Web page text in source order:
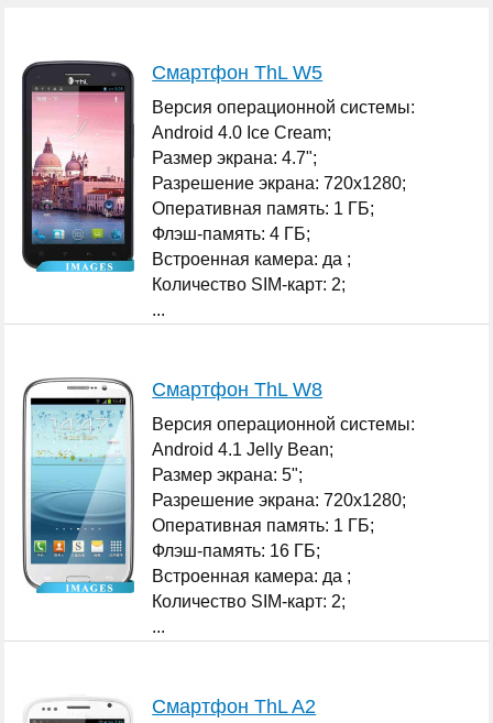
Смартфон ThL W5
Версия операционной системы:
Android 4.0 Ice Cream;
Размер экрана: 4.7";
Разрешение экрана: 720x1280;
Оперативная память: 1 ГБ;
Флэш-память: 4 ГБ;
Встроенная камера: да ;
Количество SIM-карт: 2;
...
Смартфон ThL W8
Версия операционной системы:
Android 4.1 Jelly Bean;
Размер экрана: 5";
Разрешение экрана: 720x1280;
Оперативная память: 1 ГБ;
Флэш-память: 16 ГБ;
Встроенная камера: да ;
Количество SIM-карт: 2;
...
Смартфон ThL A2